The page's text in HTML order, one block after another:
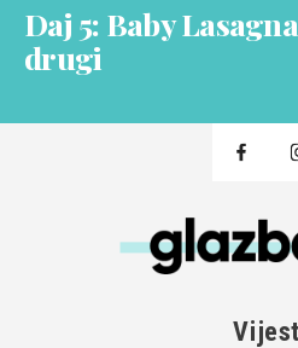
Daj 5: Baby
drugi